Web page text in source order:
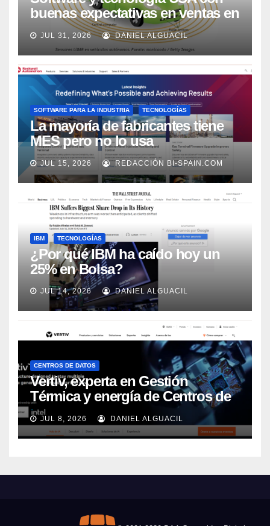
buenas expectativas en ventas en
los próximos 2 años, según
Market Watch
JUL 31, 2026 DANIEL ALGUACIL
SOFTWARE PARA LA INDUSTRIA TECNOLOGÍAS
La mayoría de fabricantes tiene
MES pero no lo usa
adecuadamente, según Rockwell
Automation
JUL 15, 2026 REDACCIÓN BI-SPAIN.COM
IBM TECNOLOGÍAS
¿Por qué IBM ha caído hoy un
25% en Bolsa?
JUL 14, 2026 DANIEL ALGUACIL
CENTROS DE DATOS
Vertiv, experta en Gestión
Térmica y energía de Centros de
Datos, sigue su crecimiento
imparable
JUL 8, 2026 DANIEL ALGUACIL